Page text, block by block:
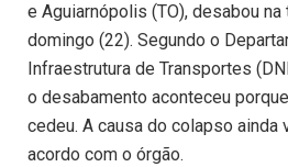
e Aguiarnópolis (TO), desabou
domingo (22). Segundo o
Infraestrutura de Transportes
o desabamento aconteceu
cedeu. A causa do colapso ainda
acordo com o órgão.